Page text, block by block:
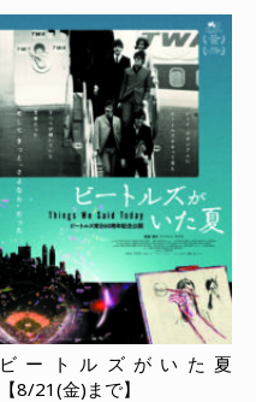
ビートルズがいた夏
【8/21(金)まで】